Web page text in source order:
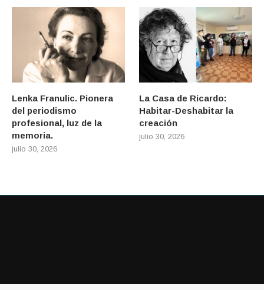
Lenka Franulic. Pionera
del periodismo
profesional, luz de la
memoria.
julio 30, 2026
La Casa de Ricardo:
Habitar-Deshabitar la
creación
julio 30, 2026